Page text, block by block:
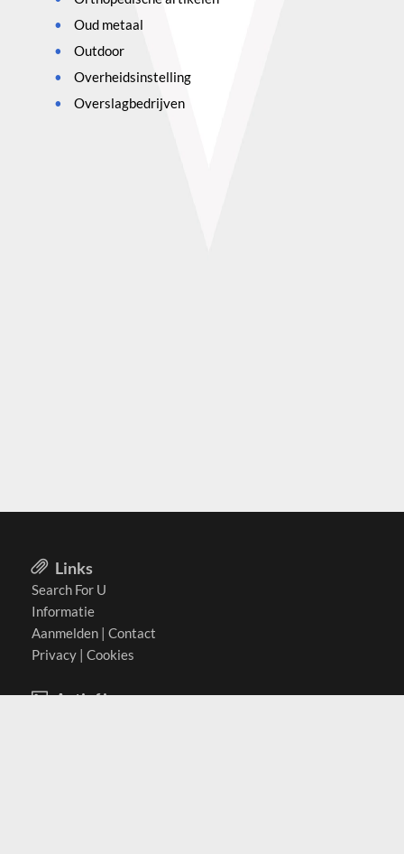
Oud metaal
Outdoor
Overheidsinstelling
Overslagbedrijven
Links
Search For U
Informatie
Aanmelden | Contact
Privacy | Cookies
Actief in